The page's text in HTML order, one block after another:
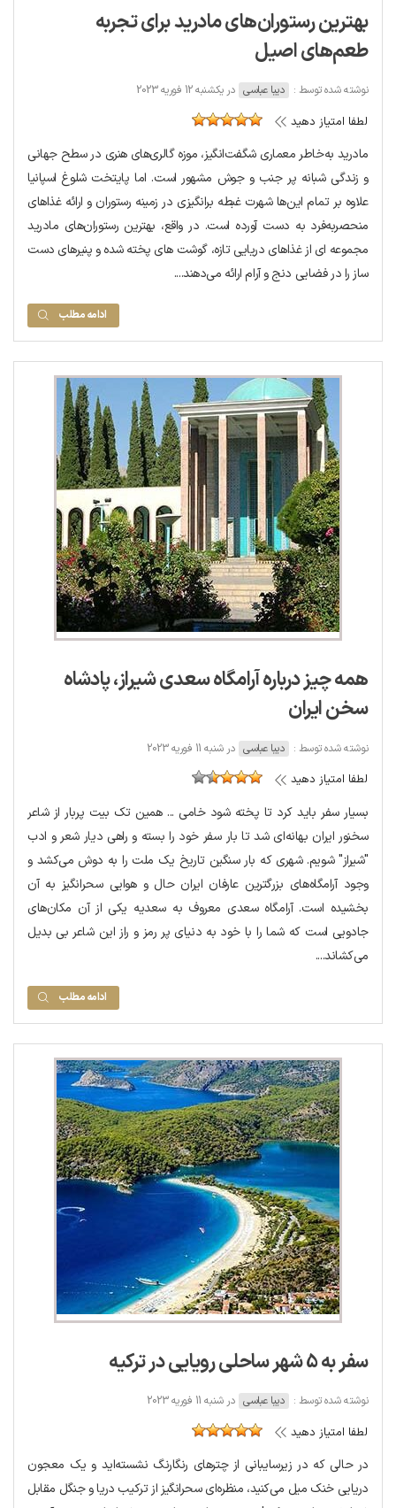
بهترین رستوران‌های مادرید برای تجربه
طعم‌های اصیل
نوشته شده توسط : دیبا عباسی در یکشنبه 12 فوریه 2023
لطفا امتیاز دهید
مادرید به‌خاطر معماری شگفت‌انگیز، موزه‌ گالری‌های هنری در سطح جهانی
و زندگی شبانه پر جنب و جوش مشهور است. اما پایتخت شلوغ اسپانیا
علاوه بر تمام این‌ها شهرت غبطه بر‌انگیزی در زمینه رستوران و ارائه غذاهای
منحصربه‌فرد به دست آورده است. در واقع، بهترین رستوران‌های مادرید
مجموعه ای از غذاهای دریایی تازه، گوشت های پخته شده و پنیرهای دست
ساز را در فضایی دنج و آرام ارائه می‌دهند....
ادامه مطلب
همه چیز درباره آرامگاه سعدی شیراز، پادشاه
سخن ایران
نوشته شده توسط : دیبا عباسی در شنبه 11 فوریه 2023
لطفا امتیاز دهید
بسیار سفر باید کرد تا پخته شود خامی ... همین تک بیت پربار از شاعر
سخنور ایران بهانه‌ای شد تا بار سفر خود را بسته و راهی دیار شعر و ادب
"شیراز" شویم. شهری که بار سنگین تاریخ یک ملت را به دوش می‌کشد و
وجود آرامگاه‌های بزرگترین عارفان ایران حال و هوایی سحرانگیز به آن
بخشیده است. آرامگاه سعدی معروف به سعدیه یکی از آن مکان‌های
جادویی است که شما را با خود به دنیای پر رمز و راز این شاعر بی بدیل
می‌کشاند....
ادامه مطلب
سفر به 5 شهر ساحلی رویایی در ترکیه
نوشته شده توسط : دیبا عباسی در شنبه 11 فوریه 2023
لطفا امتیاز دهید
در حالی که در زیرسایبانی از چترهای رنگارنگ نشسته‌اید و یک معجون
دریایی خنک میل می‌کنید، منظره‌ای سحرانگیز از ترکیب دریا و جنگل مقابل